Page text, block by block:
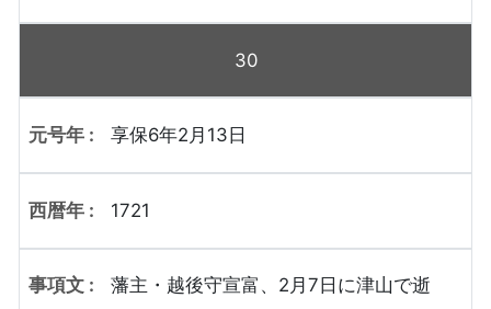
30
享保6年2月13日
1721
藩主・越後守宣富、2月7日に津山で逝